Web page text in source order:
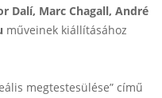
Dalí, Marc Chagall, André
műveinek kiállításához
megtestesülése” című